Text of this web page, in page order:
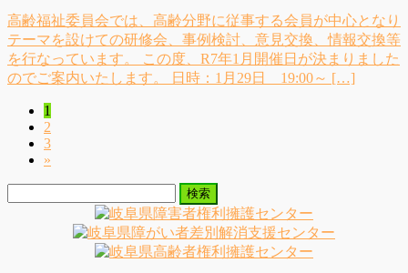
高齢福祉委員会では、高齢分野に従事する会員が中心となり
テーマを設けての研修会、事例検討、意見交換、情報交換等
を行なっています。 この度、R7年1月開催日が決まりました
のでご案内いたします。 日時：1月29日 19:00～ […]
ペ
固
定
ペ
ー
ジ
1
固
定
ペ
ー
ジ
2
固
定
ペ
ー
3
»